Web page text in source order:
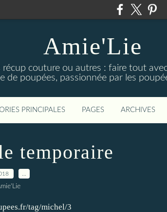
Amie'Lie
couture ou autres : faire tout
de poupées, passionnée par les
PRINCIPALES PAGES ARCHIVES
temporaire
tag/michel/3